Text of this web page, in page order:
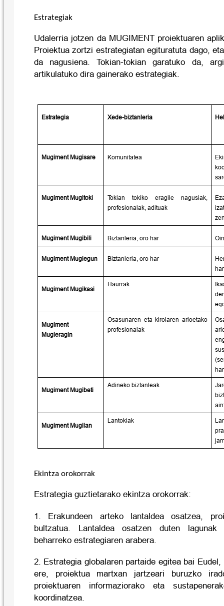
Estrategiak
Udalerria jotzen da MUGIMENT proiektuaren
Proiektua zortzi estrategiatan egituratuta dago,
da nagusiena. Tokian-tokian garatuko da,
artikulatuko dira gainerako estrategiak.
Estrategia Xede-biztanleria
Mugiment Mugisare Komunitatea
Mugiment Mugitoki
Tokian tokiko eragile nagusiak,
profesionalak, adituak
Mugiment Mugibili Biztanleria, oro har
Mugiment Mugiegun Biztanleria, oro har
Mugiment Mugikasi
Haurrak
Mugiment
Mugieragin
Osasunaren eta kirolaren arloetako
profesionalak
Mugiment Mugibeti
Adineko biztanleak
Mugiment Mugilan
Lantokiak
Ekintza orokorrak
Estrategia guztietarako ekintza orokorrak:
1. Erakundeen arteko lantaldea osatzea,
bultzatua. Lantaldea osatzen duten
beharreko estrategiaren arabera.
2. Estrategia globalaren partaide egitea bai
ere, proiektua martxan jartzeari buruzko
proiektuaren informaziorako eta
koordinatzea.